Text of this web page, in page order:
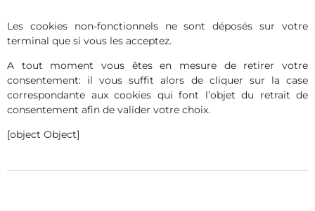
Les cookies non-fonctionnels ne sont déposés sur votre
terminal que si vous les acceptez.
A tout moment vous êtes en mesure de retirer votre
consentement: il vous suffit alors de cliquer sur la case
correspondante aux cookies qui font l’objet du retrait de
consentement afin de valider votre choix.
[object Object]